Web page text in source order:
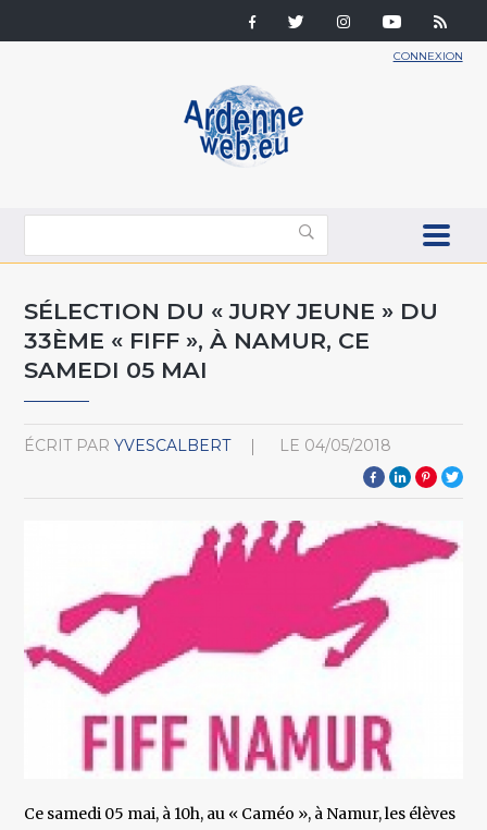
CONNEXION
SÉLECTION DU « JURY JEUNE » DU
33ÈME « FIFF », À NAMUR, CE
SAMEDI 05 MAI
ÉCRIT PAR YVESCALBERT LE 04/05/2018
Ce samedi 05 mai, à 10h, au « Caméo », à Namur, les élèves